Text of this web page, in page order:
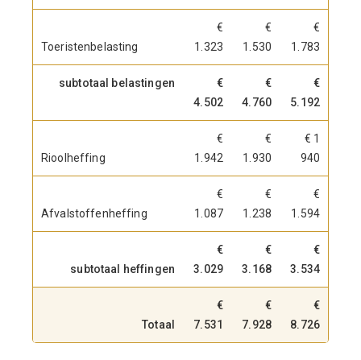
Toeristenbelasting
€
1.323
€
1.530
€
1.783
subtotaal belastingen
€
4.502
€
4.760
€
5.192
Rioolheffing
€
1.942
€
1.930
€ 1
940
Afvalstoffenheffing
€
1.087
€
1.238
€
1.594
subtotaal heffingen
€
3.029
€
3.168
€
3.534
Totaal
€
7.531
€
7.928
€
8.726